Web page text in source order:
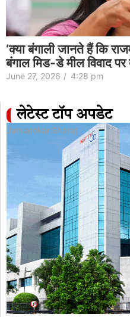
‘क्या बंगाली जानते हैं कि
बंगाल मिड-डे मील विवाद पर
June 27, 2026 / 4:28 pm
लेटेस्ट टॉप अपडेट
Jansarokar Bharat